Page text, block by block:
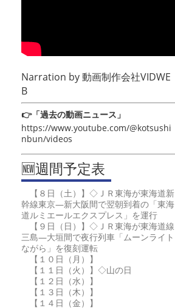
Narration by動画制作会社VIDWE
B
👉「過去の動画ニュース」
https://www.youtube.com/@kotsushi
nbun/videos
🆕週間予定表
【８日（土）】◇ＪＲ東海が東海道新
幹線東京―新大阪間で翌朝到着の「東海
道ルミエールエクスプレス」を運行
【９日（日）】◇ＪＲ東海が東海道線
三島―大垣間で夜行列車「ムーンライト
ながら」を復刻運転
【１０日（月）】
【１１日（火）】◇山の日
【１２日（水）】
【１３日（木）】
【１４日（金）】